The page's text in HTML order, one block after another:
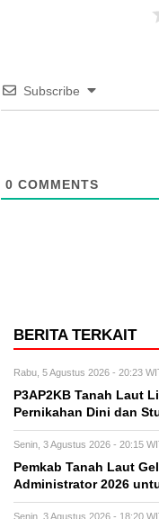
Subscribe
0 COMMENTS
BERITA TERKAIT
Rabu, 5 Agustus 2026 - 20:23
P3AP2KB Tanah Laut
Pernikahan Dini dan
Senin, 3 Agustus 2026 - 20:15
Pemkab Tanah Laut
Administrator 2026
Senin, 3 Agustus 2026 - 18:20